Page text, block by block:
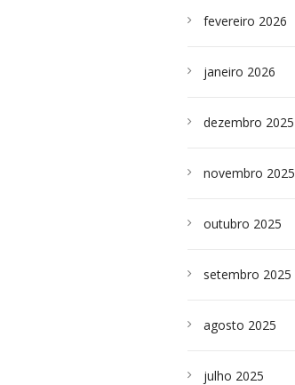
fevereiro 2026
janeiro 2026
dezembro 2025
novembro 2025
outubro 2025
setembro 2025
agosto 2025
julho 2025